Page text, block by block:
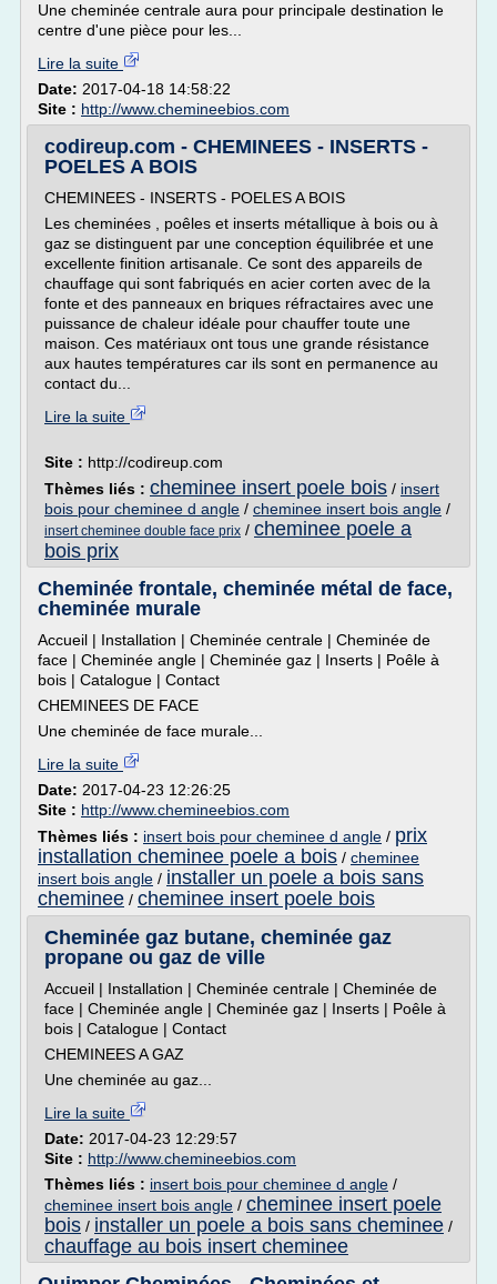
Une cheminée centrale aura pour principale destination le
centre d'une pièce pour les...
Lire la suite
Date: 2017-04-18 14:58:22
Site : http://www.chemineebios.com
codireup.com - CHEMINEES - INSERTS -
POELES A BOIS
CHEMINEES - INSERTS - POELES A BOIS
Les cheminées , poêles et inserts métallique à bois ou à
gaz se distinguent par une conception équilibrée et une
excellente finition artisanale. Ce sont des appareils de
chauffage qui sont fabriqués en acier corten avec de la
fonte et des panneaux en briques réfractaires avec une
puissance de chaleur idéale pour chauffer toute une
maison. Ces matériaux ont tous une grande résistance
aux hautes températures car ils sont en permanence au
contact du...
Lire la suite
Site : http://codireup.com
Thèmes liés : cheminee insert poele bois / insert
bois pour cheminee d angle / cheminee insert bois angle /
insert cheminee double face prix / cheminee poele a
bois prix
Cheminée frontale, cheminée métal de face,
cheminée murale
Accueil | Installation | Cheminée centrale | Cheminée de
face | Cheminée angle | Cheminée gaz | Inserts | Poêle à
bois | Catalogue | Contact
CHEMINEES DE FACE
Une cheminée de face murale...
Lire la suite
Date: 2017-04-23 12:26:25
Site : http://www.chemineebios.com
Thèmes liés : insert bois pour cheminee d angle / prix
installation cheminee poele a bois / cheminee
insert bois angle / installer un poele a bois sans
cheminee / cheminee insert poele bois
Cheminée gaz butane, cheminée gaz
propane ou gaz de ville
Accueil | Installation | Cheminée centrale | Cheminée de
face | Cheminée angle | Cheminée gaz | Inserts | Poêle à
bois | Catalogue | Contact
CHEMINEES A GAZ
Une cheminée au gaz...
Lire la suite
Date: 2017-04-23 12:29:57
Site : http://www.chemineebios.com
Thèmes liés : insert bois pour cheminee d angle /
cheminee insert bois angle / cheminee insert poele
bois / installer un poele a bois sans cheminee /
chauffage au bois insert cheminee